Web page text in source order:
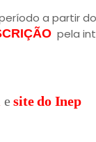
a partir
pela
esite do Inep